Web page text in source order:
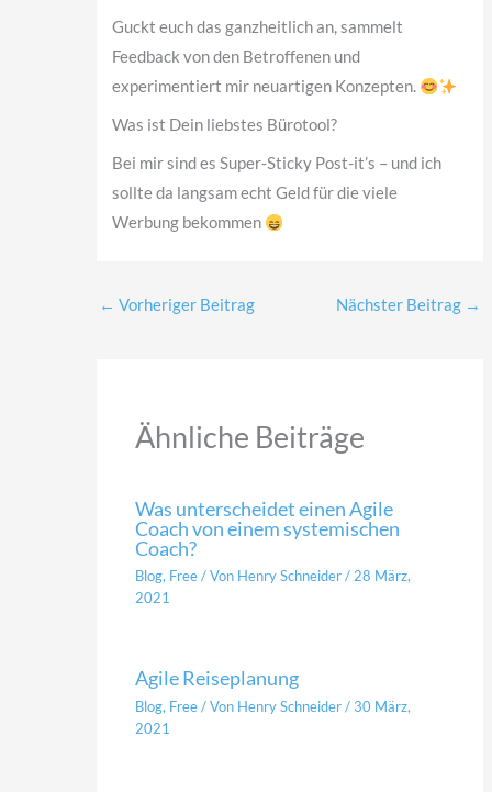
Guckt euch das ganzheitlich an, sammelt
Feedback von den Betroffenen und
experimentiert mir neuartigen Konzepten.
Was ist Dein liebstes Bürotool?
Bei mir sind es Super-Sticky Post-it’s – und ich
sollte da langsam echt Geld für die viele
Werbung bekommen
← Vorheriger Beitrag Nächster Beitrag →
Ähnliche Beiträge
Was unterscheidet einen Agile
Coach von einem systemischen
Coach?
Blog, Free/ Von Henry Schneider/ 28 März,
2021
Agile Reiseplanung
Blog, Free/ Von Henry Schneider/30 März,
2021